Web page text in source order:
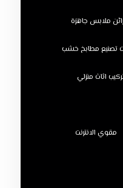
ملابس جاهزة
تصنيع مطابخ خشب
اثاث منزلي
مقوي الانترنت